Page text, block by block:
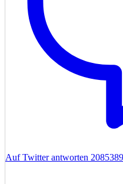
Auf Twitter antworten